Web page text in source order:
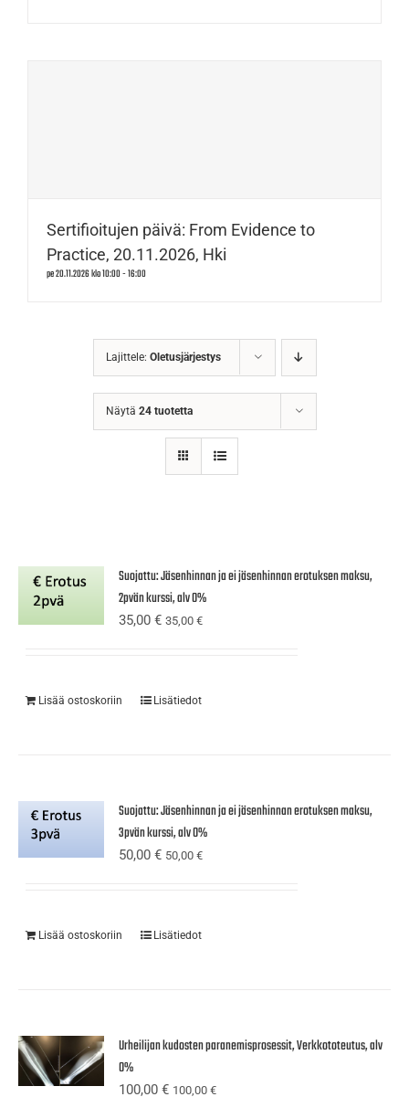
Sertifioitujen päivä: From Evidence to
Practice, 20.11.2026, Hki
pe 20.11.2026 klo 10:00-16:00
Lajittele: Oletusjärjestys
Näytä 24 tuotetta
Suojattu: Jäsenhinnan ja ei jäsenhinnan erotuksen maksu,
2pvän kurssi, alv 0%
35,00€ 35,00€
Lisää ostoskoriin Lisätiedot
Suojattu: Jäsenhinnan ja ei jäsenhinnan erotuksen maksu,
3pvän kurssi, alv 0%
50,00€ 50,00€
Lisää ostoskoriin Lisätiedot
Urheilijan kudosten paranemisprosessit, Verkkototeutus, alv
0%
100,00€ 100,00€